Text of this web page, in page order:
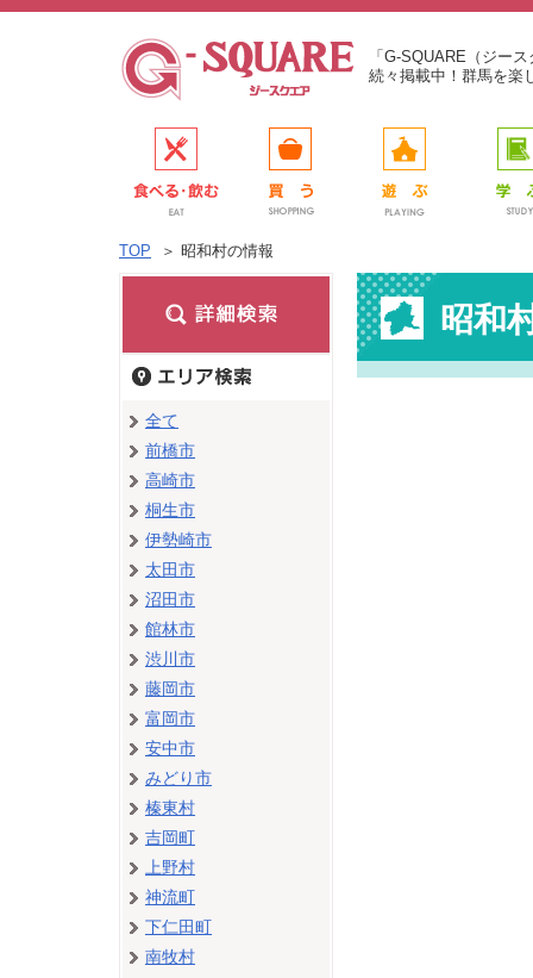
「G-SQUARE（ジー
続々掲載中！群馬を楽
TOP ＞ 昭和村の情報
昭和
全て
前橋市
高崎市
桐生市
伊勢崎市
太田市
沼田市
館林市
渋川市
藤岡市
富岡市
安中市
みどり市
榛東村
吉岡町
上野村
神流町
下仁田町
南牧村